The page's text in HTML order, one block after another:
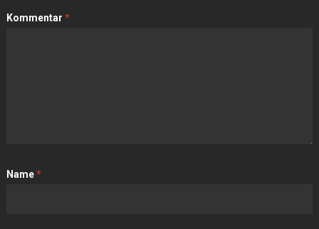
Kommentar *
Name*